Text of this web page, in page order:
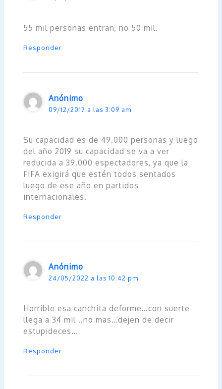
55 mil personas entran, no 50 mil.
Responder
Anónimo
09/12/2017 a las 3:09 am
Su capacidad es de 49.000 personas y luego
del año 2019 su capacidad se va a ver
reducida a 39.000 espectadores, ya que la
FIFA exigirá que estén todos sentados
luego de ese año en partidos
internacionales.
Responder
Anónimo
24/05/2022 a las 10:42 pm
Horrible esa canchita deforme…con suerte
llega a 34 mil ..no mas…dejen de decir
estupideces…
Responder